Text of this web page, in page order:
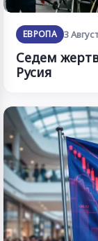
ЕВРОПА 3
Седем
Русия